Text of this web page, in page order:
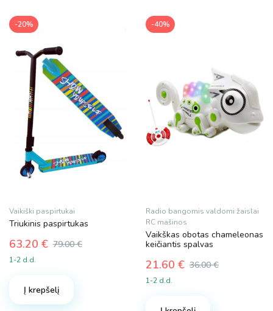
-20%
Vaikiški paspirtukai
Triukinis paspirtukas
79.00€
Original
price
79.00 €.
63.20 €
Current
price
63.20 €.
1-2 d.d.
Į krepšelį
-40%
Radio bangomis valdomi žaislai
RC mašinos
Vaikškas obotas chameleonas
keičiantis spalvas
36.00€
Original
price
21.60 €
Current
price
1-2 d.d.